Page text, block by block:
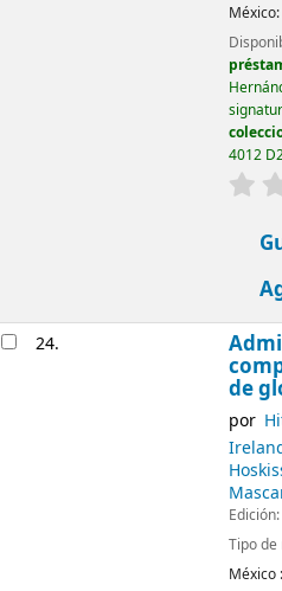
México:
4012
24.
de
por
Edición:
Tipo
México :